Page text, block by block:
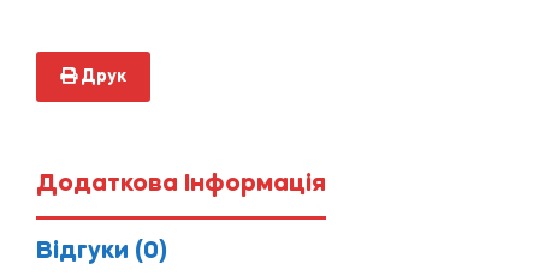
Друк
Додаткова Інформація
Відгуки (0)